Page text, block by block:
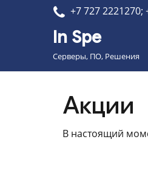
+7 727 2221270;
In Spe
Серверы, ПО, Решения
Акции
В настоящий